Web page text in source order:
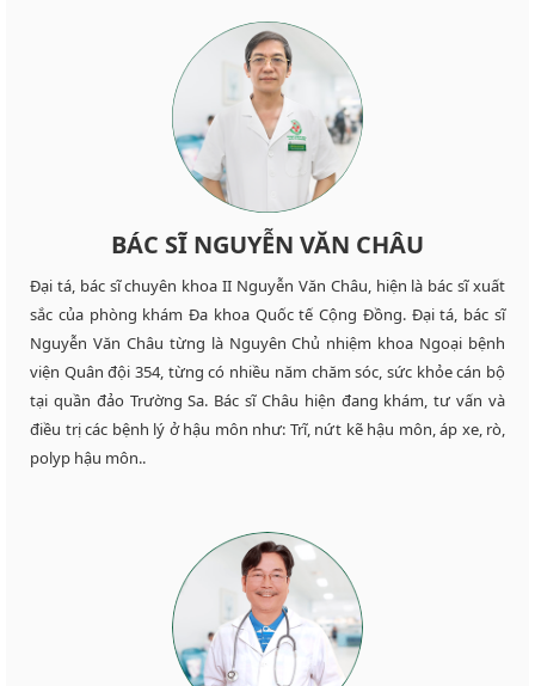
BÁC SĨ NGUYỄN VĂN CHÂU
Đại tá, bác sĩ chuyên khoa II Nguyễn Văn Châu, hiện là bác sĩ xuất
sắc của phòng khám Đa khoa Quốc tế Cộng Đồng. Đại tá, bác sĩ
Nguyễn Văn Châu từng là Nguyên Chủ nhiệm khoa Ngoại bệnh
viện Quân đội 354, từng có nhiều năm chăm sóc, sức khỏe cán bộ
tại quần đảo Trường Sa. Bác sĩ Châu hiện đang khám, tư vấn và
điều trị các bệnh lý ở hậu môn như: Trĩ, nứt kẽ hậu môn, áp xe, rò,
polyp hậu môn..